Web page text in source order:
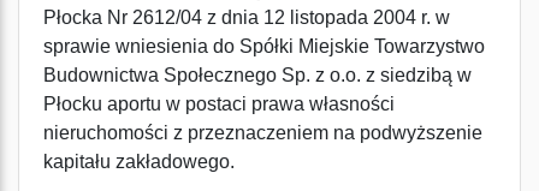
Płocka Nr 2612/04 z dnia 12 listopada 2004 r. w
sprawie wniesienia do Spółki Miejskie Towarzystwo
Budownictwa Społecznego Sp. z o.o. z siedzibą w
Płocku aportu w postaci prawa własności
nieruchomości z przeznaczeniem na podwyższenie
kapitału zakładowego.